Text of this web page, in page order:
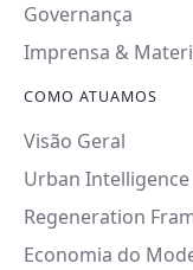
Governança
Imprensa &
COMO ATUAMOS
Visão Geral
Urban
Regeneration
Economia do